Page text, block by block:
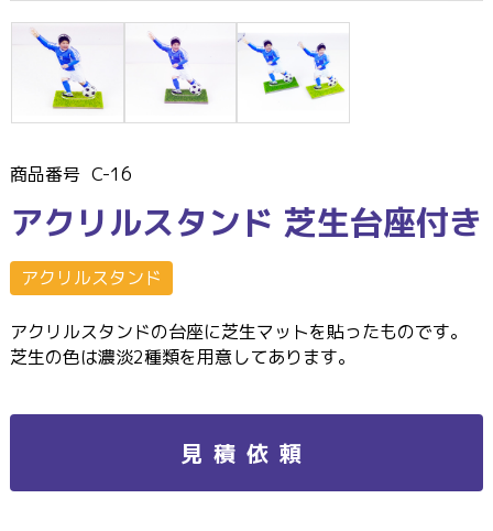
商品番号 C-16
アクリルスタンド 芝生台座付き
アクリルスタンド
アクリルスタンドの台座に芝生マットを貼ったものです。
芝生の色は濃淡2種類を用意してあります。
見積依頼